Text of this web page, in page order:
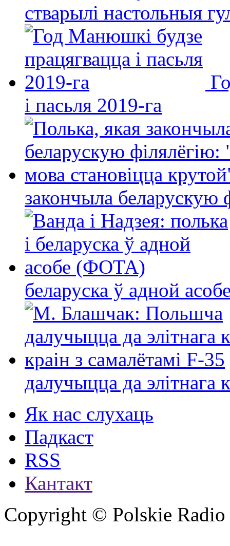
стварылі настольныя
і пасьля 2019-га
закончыла беларускую
беларуска ў адной
далучыцца да элітнага
Як нас слухаць
Падкаст
RSS
Кантакт
Copyright © Polskie